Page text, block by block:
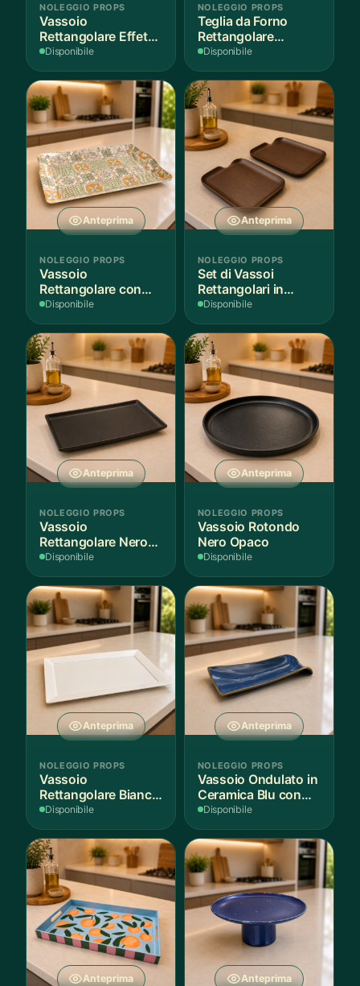
NOLEGGIO PROPS
Vassoio
Rettangolare Effetto
Legno
Disponibile
NOLEGGIO PROPS
Teglia da Forno
Rettangolare
Antiaderente
Disponibile
Anteprima
NOLEGGIO PROPS
Vassoio
Rettangolare con
Fantasia
Disponibile
Anteprima
NOLEGGIO PROPS
Set di Vassoi
Rettangolari in
Finitura Legno
Disponibile
Anteprima
NOLEGGIO PROPS
Vassoio
Rettangolare Nero
Opaco
Disponibile
Anteprima
NOLEGGIO PROPS
Vassoio Rotondo
Nero Opaco
Disponibile
Anteprima
NOLEGGIO PROPS
Vassoio
Rettangolare Bianco
per Scenografie
Disponibile
Anteprima
NOLEGGIO PROPS
Vassoio Ondulato in
Ceramica Blu con
Bordo Dorato
Disponibile
Anteprima Anteprima